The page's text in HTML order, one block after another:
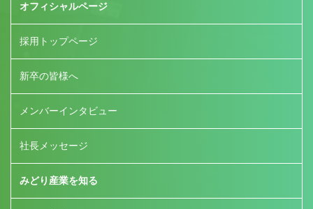
オフィシャルページ
採用トップページ
新卒の皆様へ
メンバーインタビュー
社長メッセージ
みどり産業を知る